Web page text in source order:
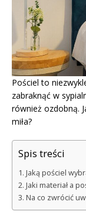
Pościel to
zabraknąć w
również ozdobną.
miła?
Spis treści
Jaką pościel
Jaki materiał a
Na co zwrócić